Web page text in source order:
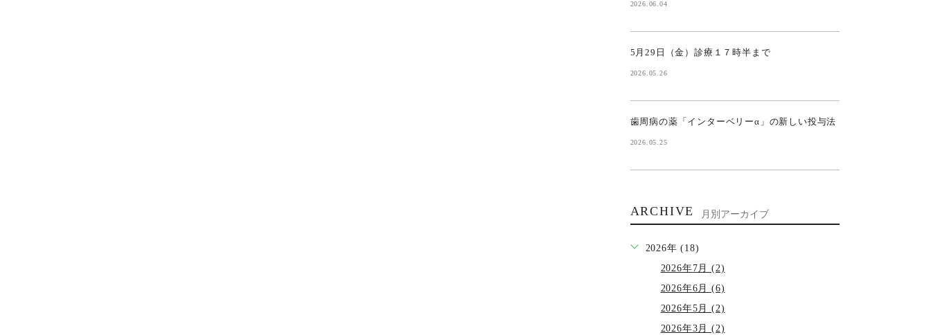
2026.06.04
5月29日（金）診療１７時半まで
2026.05.26
歯周病の薬「インターベリーα」の新しい投与法
2026.05.25
ARCHIVE 月別アーカイブ
2026年 (18)
2026年7月 (2)
2026年6月 (6)
2026年5月 (2)
2026年3月 (2)